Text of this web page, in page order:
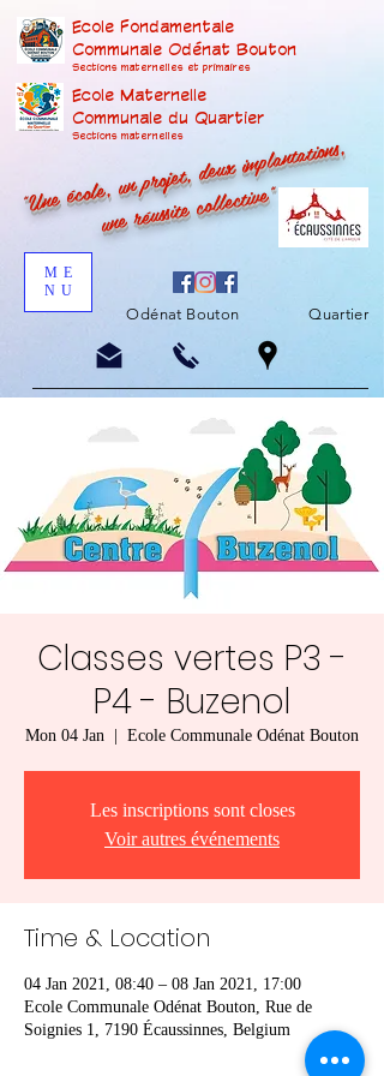
Ecole Fondamentale
Communale Odénat Bouton
Sections maternelles et primaires
Ecole Maternelle
Communale du Quartier
Sections maternelles
"Une école, un projet, deux implantations,
une réussite collective"
ME
NU
Odénat Bouton Quartier
Classes vertes P3 -
P4 - Buzenol
Mon 04 Jan Ecole Communale Odénat Bouton
Les inscriptions sont closes
Voir autres événements
Time & Location
04 Jan 2021, 08:40 – 08 Jan 2021, 17:00
Ecole Communale Odénat Bouton, Rue de
Soignies 1, 7190 Écaussinnes, Belgium